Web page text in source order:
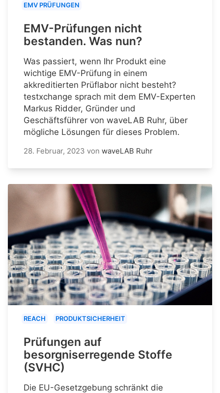
EMV PRÜFUNGEN
EMV-Prüfungen nicht
bestanden. Was nun?
Was passiert, wenn Ihr Produkt eine
wichtige EMV-Prüfung in einem
akkreditierten Prüflabor nicht besteht?
testxchange sprach mit dem EMV-Experten
Markus Ridder, Gründer und
Geschäftsführer von waveLAB Ruhr, über
mögliche Lösungen für dieses Problem.
28. Februar, 2023 von waveLAB Ruhr
REACH PRODUKTSICHERHEIT
Prüfungen auf
besorgniserregende Stoffe
(SVHC)
Die EU-Gesetzgebung schränkt die